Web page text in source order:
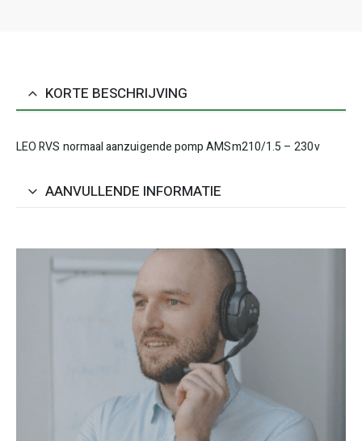
KORTE BESCHRIJVING
LEO RVS normaal aanzuigende pomp AMSm210/1.5 – 230v
AANVULLENDE INFORMATIE